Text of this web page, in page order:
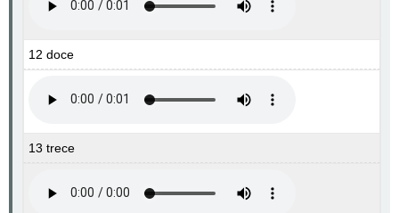
12 doce
13 trece